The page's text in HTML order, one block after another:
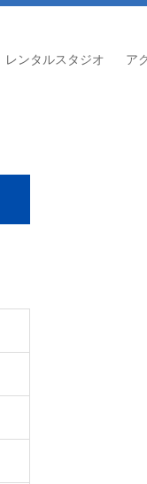
レンタルスタジオ ア